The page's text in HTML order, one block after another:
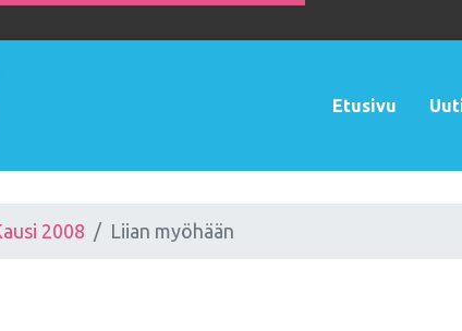
Etusivu
2008 Liian myöhään